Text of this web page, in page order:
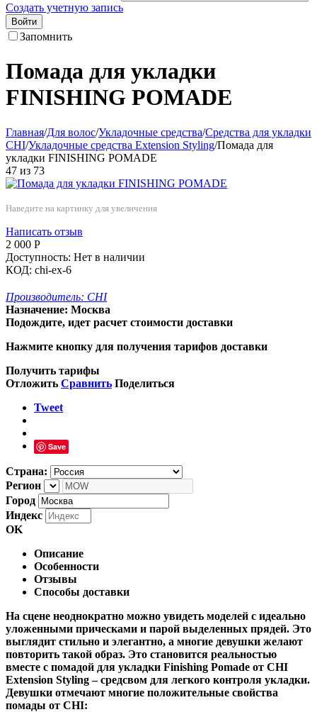
Создать учетную запись
Войти
Запомнить
Помада для укладки
FINISHING POMADE
Главная/Для волос/Укладочные средства/Средства для укладки
CHI/Укладочные средства Extension Styling/Помада для
укладки FINISHING POMADE
47 из 73
Наведите на картинку для увеличения
Написать отзыв
2 000 Р
Доступность: Нет в наличии
КОД: chi-ex-6
Производитель: CHI
Назначение: Москва
Подождите, идет расчет стоимости доставки
Нажмите кнопку для получения тарифов доставки
Получить тарифы
Отложить Сравнить Поделиться
Tweet
Save
Страна:
Регион
Город
Индекс
OK
Описание
Особенности
Отзывы
Способы доставки
На сцене неоднократно можно увидеть моделей с идеально
уложенными прическами и парой выделенных прядей. Это
выглядит стильно и элегантно, а многие девушки желают
повторить такой образ. Это становится реальностью
вместе с помадой для укладки Finishing Pomade от CHI
Extension Styling – средсвом для легкого контроля укладки.
Девушки отмечают многие положительные свойства
помады от CHI: